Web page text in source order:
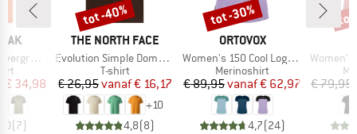
T-Shirt
prijs
€ 34,98
(7)
MERK
THE NORTH FACE
Artikel
Evolution Simple Dome Short Sleeve
Productgroep
T-shirt
Prijs
€ 26,95 Verlaagde prijs
vanaf€ 16,17
+10
4,8(8)
Korting
tot -40%
MERK
ORTOVOX
Artikel
Women's 150 Cool Logo T-Shirt
Productgroep
Merinoshirt
Prijs
€ 89,95 Verlaagde prijs
vanaf€ 62,97
4,7(24)
Korting
tot -30%
Artikel
Women's Merino155
€ 79,95